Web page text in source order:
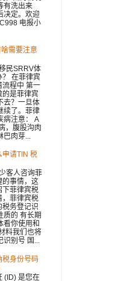
有洗出来
决定。欢迎
电报小
需要注意
民SRRV体
？ 在菲律宾
流程中 第一
的是菲律宾
去？一旦体
续了。菲律
病注意： A
，腹股沟肉
肉芽...
申请TIN 税
客人咨询菲
的事情，这
下菲律宾税
，菲律宾税
税务登记识
质的 有长期
看你使用和
料我们也将
别号 国...
税身份号码
(ID) 是您在